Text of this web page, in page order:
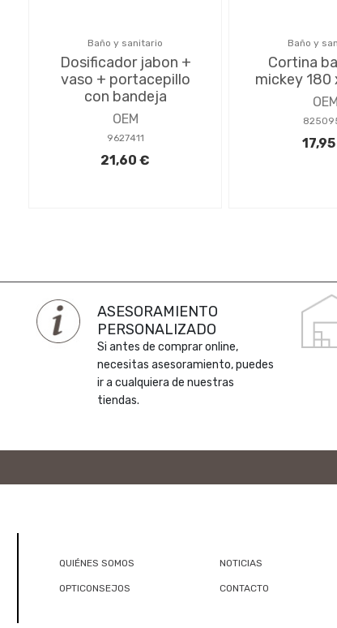
Baño y sanitario
Dosificador jabon +
vaso + portacepillo
con bandeja
OEM
9627411
21,60 €
Baño y
Cortina
mickey 180
OEM
ASESORAMIENTO
PERSONALIZADO
Si antes de comprar online,
necesitas asesoramiento, puedes
ir a cualquiera de nuestras
tiendas.
QUIÉNES SOMOS NOTICIAS
OPTICONSEJOS CONTACTO